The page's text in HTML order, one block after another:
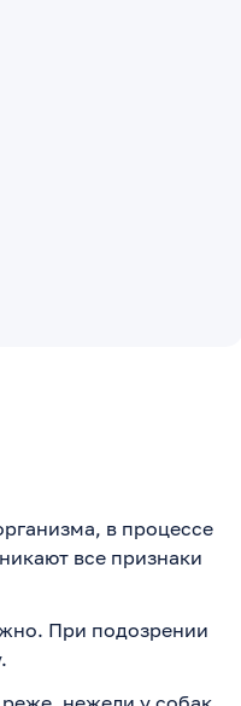
в процессе
все признаки
При подозрении